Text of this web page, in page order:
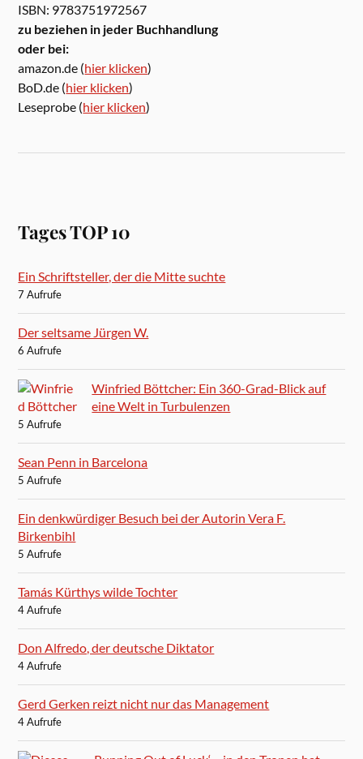
ISBN: 9783751972567
zu beziehen in jeder Buchhandlung
oder bei:
amazon.de (hier klicken)
BoD.de (hier klicken)
Leseprobe (hier klicken)
Tages TOP 10
Ein Schriftsteller, der die Mitte suchte
7 Aufrufe
Der seltsame Jürgen W.
6 Aufrufe
Winfried Böttcher: Ein 360-Grad-Blick auf
eine Welt in Turbulenzen
5 Aufrufe
Sean Penn in Barcelona
5 Aufrufe
Ein denkwürdiger Besuch bei der Autorin Vera F.
Birkenbihl
5 Aufrufe
Tamás Kürthys wilde Tochter
4 Aufrufe
Don Alfredo, der deutsche Diktator
4 Aufrufe
Gerd Gerken reizt nicht nur das Management
4 Aufrufe